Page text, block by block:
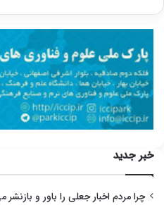
خبر جدید
چرا مردم اخبار جعلی را باور و بازنشر